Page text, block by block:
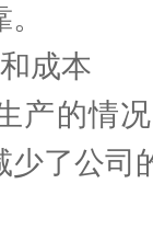
成本
产的情
少了公司